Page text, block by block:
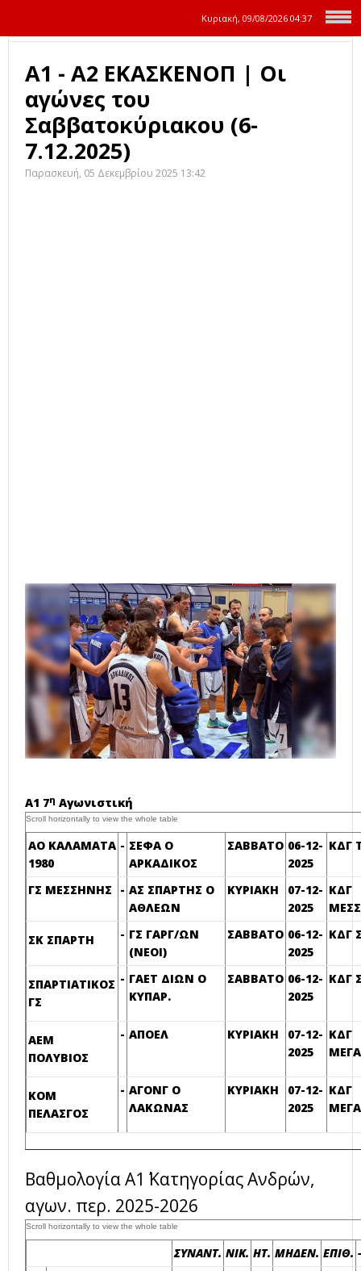
Κυριακή, 09/08/2026 04:37
Α1 - Α2 ΕΚΑΣΚΕΝΟΠ | Οι
αγώνες του
Σαββατοκύριακου (6-
7.12.2025)
Παρασκευή, 05 Δεκεμβρίου 2025 13:42
Α1 7η Αγωνιστική
ΑΟ ΚΑΛΑΜΑΤΑ
1980
- ΣΕΦΑ Ο
ΑΡΚΑΔΙΚΟΣ
ΣΑΒΒΑΤΟ 06-12-
2025
ΚΔΓ
ΓΣ ΜΕΣΣΗΝΗΣ - ΑΣ ΣΠΑΡΤΗΣ Ο
ΑΘΛΕΩΝ
ΚΥΡΙΑΚΗ
07-12-
2025
ΚΔΓ
ΣΚ ΣΠΑΡΤΗ - ΓΣ ΓΑΡΓ/ΩΝ
(ΝΕΟΙ)
ΣΑΒΒΑΤΟ 06-12-
2025
ΚΔΓ
ΣΠΑΡΤΙΑΤΙΚΟΣ
ΓΣ
- ΓΑΕΤ ΔΙΩΝ Ο
ΚΥΠΑΡ.
ΣΑΒΒΑΤΟ 06-12-
2025
ΚΔΓ
ΑΕΜ
ΠΟΛΥΒΙΟΣ
- ΑΠΟΕΛ ΚΥΡΙΑΚΗ
07-12-
2025
ΚΔΓ
ΚΟΜ
ΠΕΛΑΣΓΟΣ
- ΑΓΟΝΓ Ο
ΛΑΚΩΝΑΣ
ΚΥΡΙΑΚΗ
07-12-
2025
ΚΔΓ
Βαθμολογία Α1΄ Κατηγορίας Ανδρών,
αγων. περ. 2025-2026
ΣΥΝΑΝΤ. ΝΙΚ. ΗΤ. ΜΗΔΕΝ. ΕΠΙΘ. -